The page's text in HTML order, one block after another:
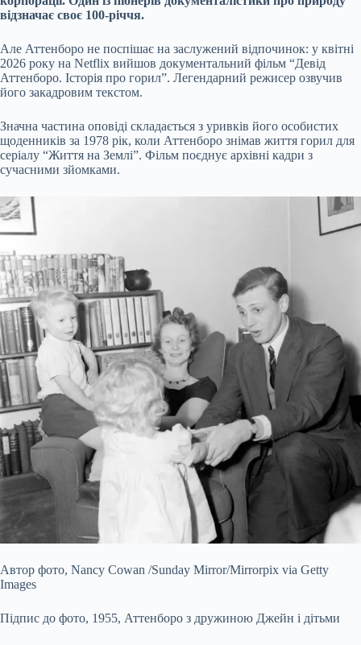
відзначає своє 100-річчя.
Але Аттенборо не поспішає на заслужений відпочинок: у квітні
2026 року на Netflix вийшов документальний фільм “Девід
Аттенборо. Історія про горил”. Легендарний режисер озвучив
його закадровим текстом.
Значна частина оповіді складається з уривків його особистих
щоденників за 1978 рік, коли Аттенборо знімав життя горил для
серіалу “Життя на Землі”. Фільм поєднує архівні кадри з
сучасними зйомками.
Автор фото, Nancy Cowan /Sunday Mirror/Mirrorpix via Getty
Images
Підпис до фото, 1955, Аттенборо з дружиною Джейн і дітьми